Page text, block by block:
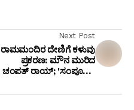
Next Post
ರಾಮಮಂದಿರ ದೇಣಿಗೆ ಕಳುವು
ಪ್ರಕರಣ: ಮೌನ ಮುರಿದ
ಚಂಪತ್ ರಾಯ್; 'ಸಂಪೂರ್ಣ
ಮೊದಲ ಹೇಳಿಕೆ!